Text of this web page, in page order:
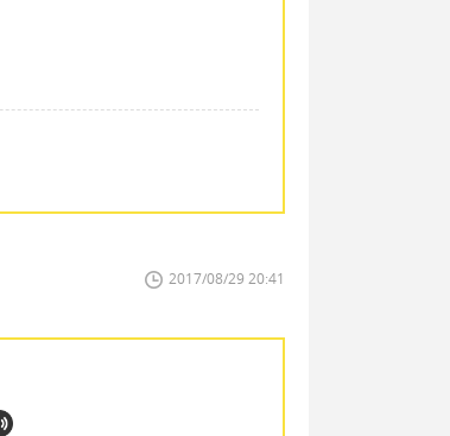
2017/08/29 20:41